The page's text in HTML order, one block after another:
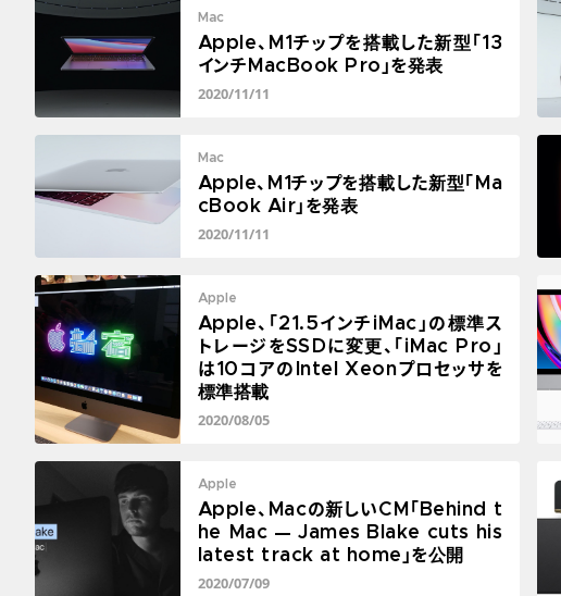
Mac
Apple、M1チップを搭載した新型「13
インチMacBook Pro」を発表
2020/11/11
Mac
Apple、M1チップを搭載した新型「Ma
cBook Air」を発表
2020/11/11
Apple
Apple、「21.5インチiMac」の標準ス
トレージをSSDに変更、「iMac Pro」
は10コアのIntel Xeonプロセッサを
標準搭載
2020/08/05
Apple
Apple、Macの新しいCM「Behind t
he Mac — James Blake cuts his
latest track at home」を公開
2020/07/09